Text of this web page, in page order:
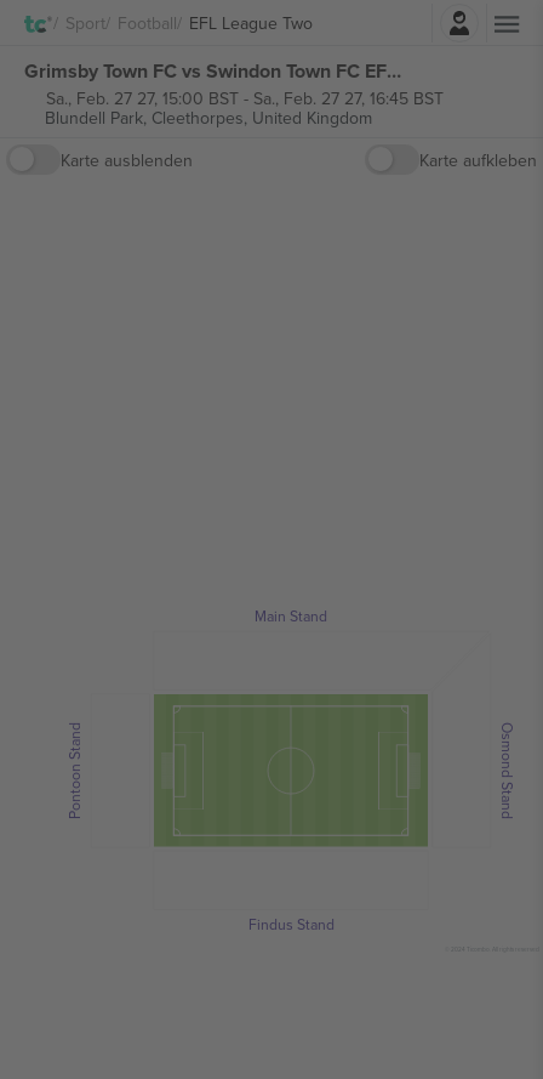
Sport Football EFL League TwoEinloggen
Grimsby Town FC vs Swindon Town FC EFL League Two tickets
Sa., Feb. 27 27, 15:00 BST- Sa., Feb. 27 27, 16:45 BST
Blundell Park, Cleethorpes, United Kingdom
Karte ausblenden
Karte aufkleben
Main Stand
Osmond Stand
Findus Stand
Pontoon Stand